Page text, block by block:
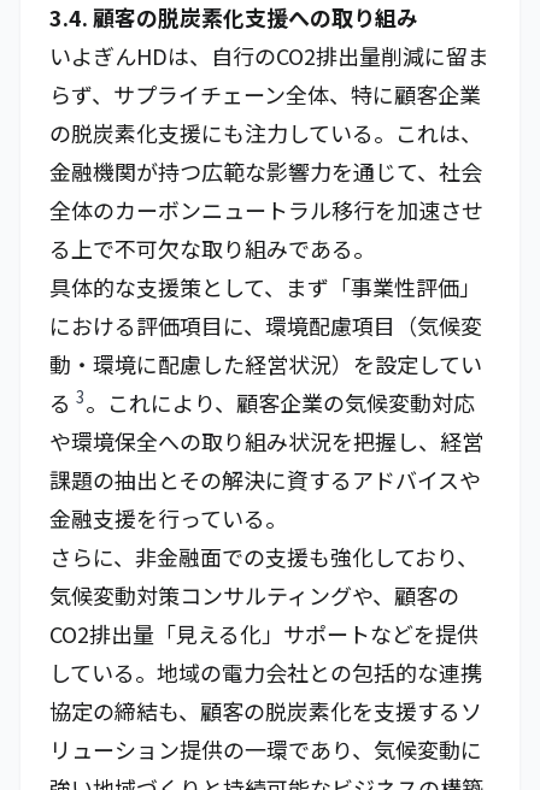
3.4. 顧客の脱炭素化支援への取り組み
いよぎんHDは、自行のCO2排出量削減に留ま
らず、サプライチェーン全体、特に顧客企業
の脱炭素化支援にも注力している。これは、
金融機関が持つ広範な影響力を通じて、社会
全体のカーボンニュートラル移行を加速させ
る上で不可欠な取り組みである。
具体的な支援策として、まず「事業性評価」
における評価項目に、環境配慮項目（気候変
動・環境に配慮した経営状況）を設定してい
る 3。これにより、顧客企業の気候変動対応
や環境保全への取り組み状況を把握し、経営
課題の抽出とその解決に資するアドバイスや
金融支援を行っている。
さらに、非金融面での支援も強化しており、
気候変動対策コンサルティングや、顧客の
CO2排出量「見える化」サポートなどを提供
している。地域の電力会社との包括的な連携
協定の締結も、顧客の脱炭素化を支援するソ
リューション提供の一環であり、気候変動に